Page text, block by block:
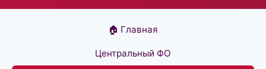
🏠 Главная
Центральный ФО